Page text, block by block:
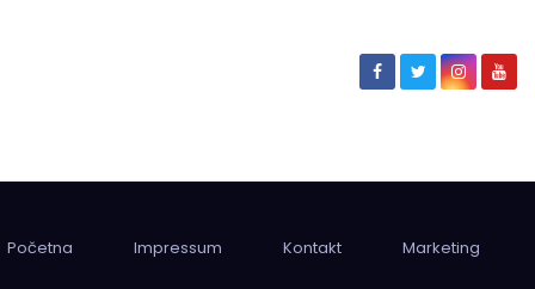
Početna Impressum Kontakt Marketing